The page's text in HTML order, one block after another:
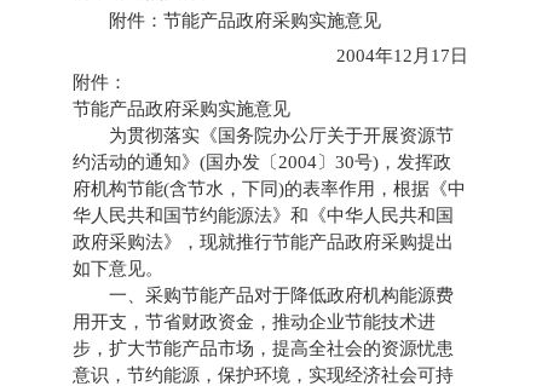
附件：节能产品政府采购实施意见
2004年12月17日
附件：
节能产品政府采购实施意见
为贯彻落实《国务院办公厅关于开展资源节
约活动的通知》(国办发〔2004〕30号)，发挥政
府机构节能(含节水，下同)的表率作用，根据《中
华人民共和国节约能源法》和《中华人民共和国
政府采购法》，现就推行节能产品政府采购提出
如下意见。
一、采购节能产品对于降低政府机构能源费
用开支，节省财政资金，推动企业节能技术进
步，扩大节能产品市场，提高全社会的资源忧患
意识，节约能源，保护环境，实现经济社会可持